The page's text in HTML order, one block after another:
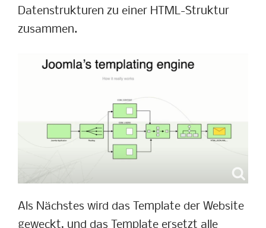
Datenstrukturen zu einer HTML-Struktur
zusammen.
Als Nächstes wird das Template der Website
geweckt, und das Template ersetzt alle